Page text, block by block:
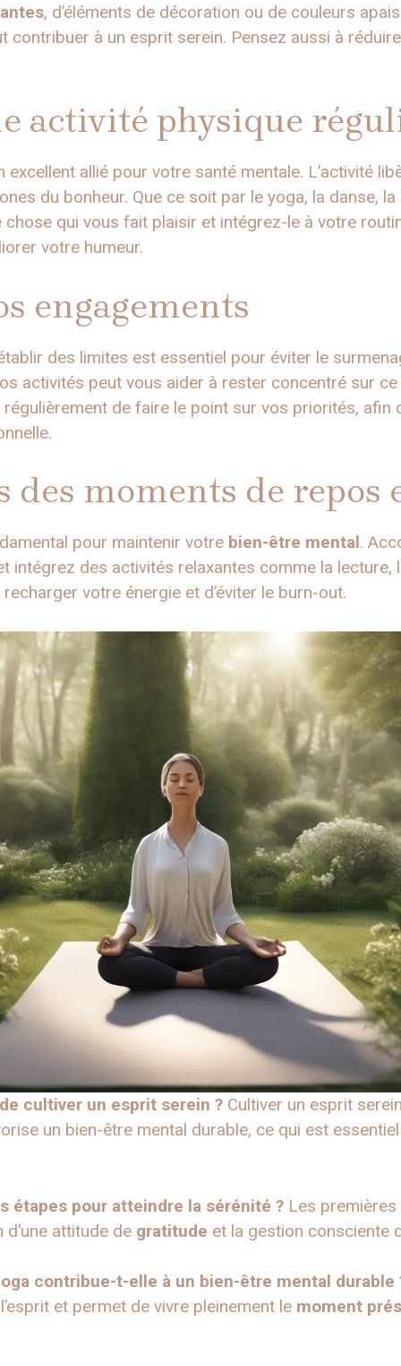
, d’éléments de décoration ou de couleurs
contribuer à un esprit serein. Pensez aussi à
activité physique
excellent allié pour votre santé mentale. L’activité
du bonheur. Que ce soit par le yoga, la danse,
qui vous fait plaisir et intégrez-le à votre
votre humeur.
engagements
des limites est essentiel pour éviter le
activités peut vous aider à rester concentré sur
de faire le point sur vos priorités, afin
moments de repos
pour maintenir votre bien-être mental.
intégrez des activités relaxantes comme la lecture,
votre énergie et d’éviter le burn-out.
cultiver un esprit serein ? Cultiver un esprit
un bien-être mental durable, ce qui est
étapes pour atteindre la sérénité ? Les
d’une attitude de gratitude et la gestion consciente
contribue-t-elle à un bien-être mental durable
et permet de vivre pleinement le moment